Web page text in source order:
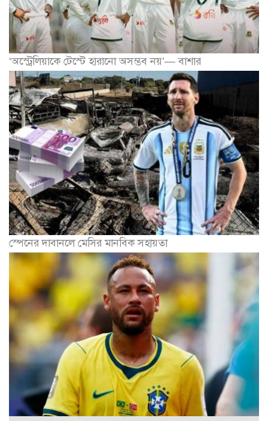
‘অস্ট্রেলিয়াকে টেস্টে হারানো অসম্ভব নয়’— বাশার
স্পেনের দাবানলে মেসির মানবিক সহায়তা